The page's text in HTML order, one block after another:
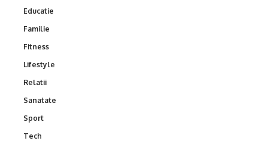
Educatie
Familie
Fitness
Lifestyle
Relatii
Sanatate
Sport
Tech